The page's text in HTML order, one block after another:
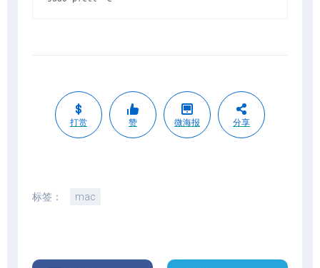
打赏 赞 微海报 分享
标签： mac